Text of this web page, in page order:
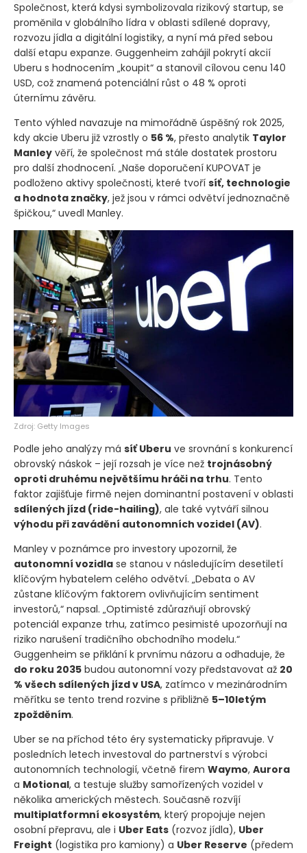
Společnost, která kdysi symbolizovala rizikový startup, se
proměnila v globálního lídra v oblasti sdílené dopravy,
rozvozu jídla a digitální logistiky, a nyní má před sebou
další etapu expanze. Guggenheim zahájil pokrytí akcií
Uberu s hodnocením „koupit“ a stanovil cílovou cenu 140
USD, což znamená potenciální růst o 48 % oproti
úternímu závěru.
Tento výhled navazuje na mimořádně úspěšný rok 2025,
kdy akcie Uberu již vzrostly o 56 %, přesto analytik Taylor
Manley věří, že společnost má stále dostatek prostoru
pro další zhodnocení. „Naše doporučení KUPOVAT je
podloženo aktivy společnosti, které tvoří síť, technologie
a hodnota značky, jež jsou v rámci odvětví jednoznačně
špičkou,“ uvedl Manley.
Zdroj: Getty Images
Podle jeho analýzy má síť Uberu ve srovnání s konkurencí
obrovský náskok – její rozsah je více než trojnásobný
oproti druhému největšímu hráči na trhu. Tento
faktor zajišťuje firmě nejen dominantní postavení v oblasti
sdílených jízd (ride-hailing), ale také vytváří silnou
výhodu při zavádění autonomních vozidel (AV).
Manley v poznámce pro investory upozornil, že
autonomní vozidla se stanou v následujícím desetiletí
klíčovým hybatelem celého odvětví. „Debata o AV
zůstane klíčovým faktorem ovlivňujícím sentiment
investorů,“ napsal. „Optimisté zdůrazňují obrovský
potenciál expanze trhu, zatímco pesimisté upozorňují na
riziko narušení tradičního obchodního modelu.“
Guggenheim se přiklání k prvnímu názoru a odhaduje, že
do roku 2035 budou autonomní vozy představovat až 20
% všech sdílených jízd v USA, zatímco v mezinárodním
měřítku se tento trend rozvine s přibližně 5–10letým
zpožděním.
Uber se na příchod této éry systematicky připravuje. V
posledních letech investoval do partnerství s výrobci
autonomních technologií, včetně firem Waymo, Aurora
a Motional, a testuje služby samořízených vozidel v
několika amerických městech. Současně rozvíjí
multiplatformní ekosystém, který propojuje nejen
osobní přepravu, ale i Uber Eats (rozvoz jídla), Uber
Freight (logistika pro kamiony) a Uber Reserve (předem